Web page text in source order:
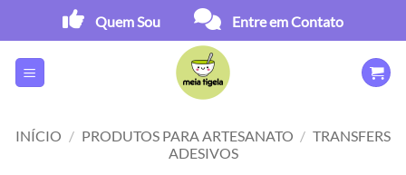
content
Quem Sou Entre em Contato
INÍCIO / PRODUTOS PARA ARTESANATO / TRANSFERS
ADESIVOS